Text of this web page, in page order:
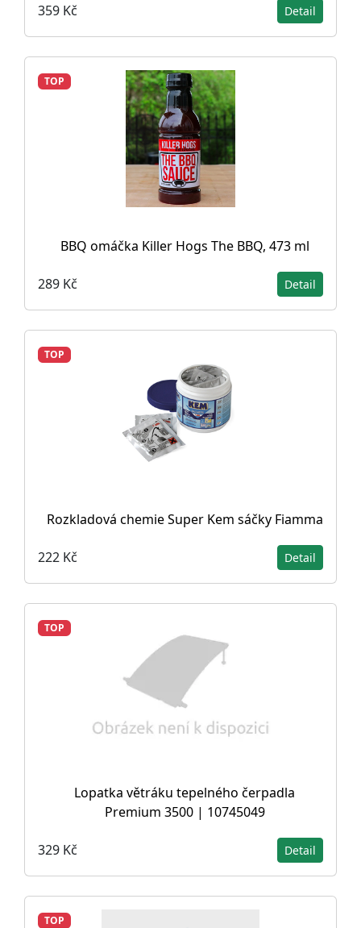
359 Kč Detail
TOP
BBQ omáčka Killer Hogs The BBQ, 473 ml
289 Kč Detail
TOP
Rozkladová chemie Super Kem sáčky Fiamma
222 Kč Detail
TOP
Lopatka větráku tepelného čerpadla
Premium 3500 | 10745049
329 Kč Detail
TOP